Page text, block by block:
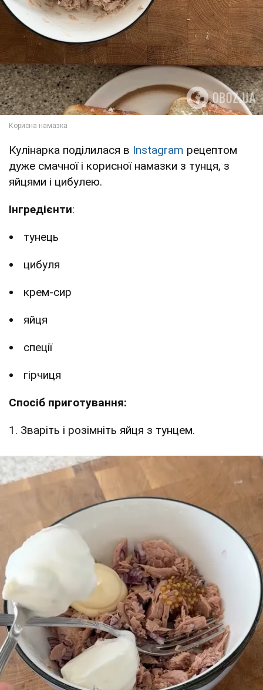
Кулінарка поділилася в Instagram рецептом
дуже смачної і корисної намазки з тунця, з
яйцями і цибулею.
Інгредієнти:
тунець
цибуля
крем-сир
яйця
спеції
гірчиця
Спосіб приготування:
1. Зваріть і розімніть яйця з тунцем.